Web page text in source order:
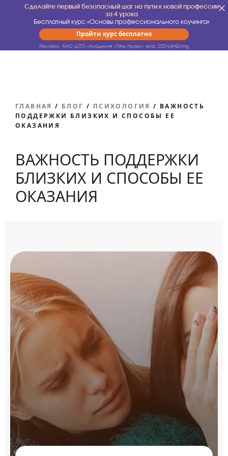
Сделайте первый безопасный шаг на пути к новой профессии
за 4 урока
Бесплатный курс «Основы профессионального коучинга»
Пройти курс бесплатно
Реклама. АНО ДПО «Академия «Пять призм». erid: 2SDnjdhQnmg
ГЛАВНАЯ / БЛОГ / ПСИХОЛОГИЯ / ВАЖНОСТЬ
ПОДДЕРЖКИ БЛИЗКИХ И СПОСОБЫ ЕЕ
ОКАЗАНИЯ
ВАЖНОСТЬ ПОДДЕРЖКИ
БЛИЗКИХ И СПОСОБЫ ЕЕ
ОКАЗАНИЯ